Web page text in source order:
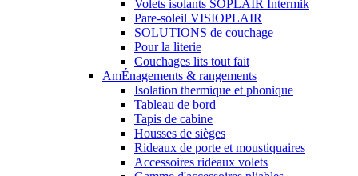
Volets isolants SOPLAIR Intermik
Pare-soleil VISIOPLAIR
SOLUTIONS de couchage
Pour la literie
Couchages lits tout fait
AmÉnagements & rangements
Isolation thermique et phonique
Tableau de bord
Tapis de cabine
Housses de sièges
Rideaux de porte et moustiquaires
Accessoires rideaux volets